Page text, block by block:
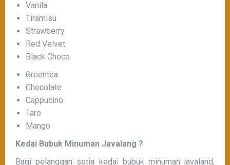
Vanila
Tiramisu
Strawberry
Red Velvet
Black Choco
Greentea
Chocolate
Cappucino
Taro
Mango
Kedai Bubuk Minuman Javalang ?
Bagi pelanggan setia kedai bubuk minuman javaland,